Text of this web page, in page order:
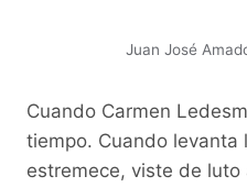
Juan José
Cuando Carmen
tiempo. Cuando levanta
estremece, viste de